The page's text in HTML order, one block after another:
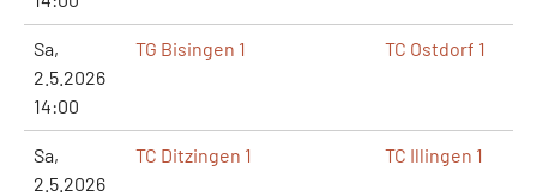
Sa,
2.5.2026
14:00
TG Bisingen 1 TC Ostdorf 1
Sa,
2.5.2026
TC Ditzingen 1 TC Illingen 1